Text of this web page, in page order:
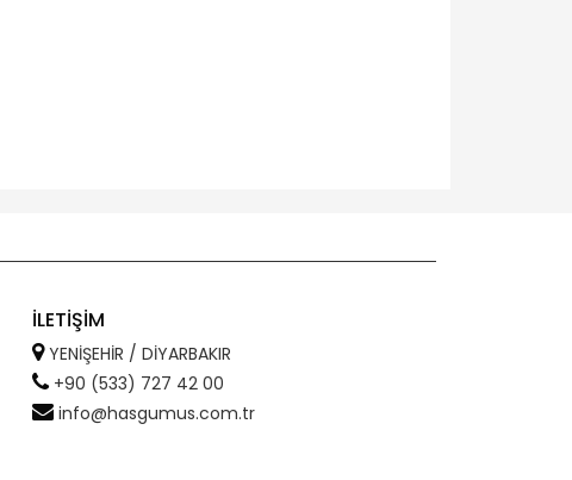
İLETİŞİM
YENİŞEHİR / DİYARBAKIR
+90 (533) 727 42 00
info@hasgumus.com.tr